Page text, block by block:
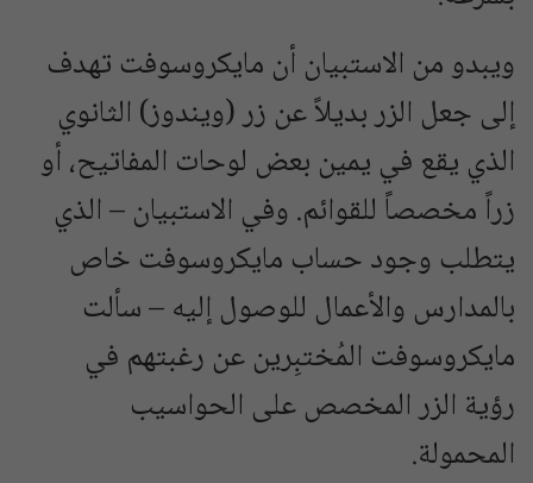
ويبدو من الاستبيان أن مايكروسوفت تهدف
إلى جعل الزر بديلاً عن زر (ويندوز) الثانوي
الذي يقع في يمين بعض لوحات المفاتيح، أو
زراً مخصصاً للقوائم. وفي الاستبيان – الذي
يتطلب وجود حساب مايكروسوفت خاص
بالمدارس والأعمال للوصول إليه – سألت
مايكروسوفت المُختبِرين عن رغبتهم في
رؤية الزر المخصص على الحواسيب
المحمولة.